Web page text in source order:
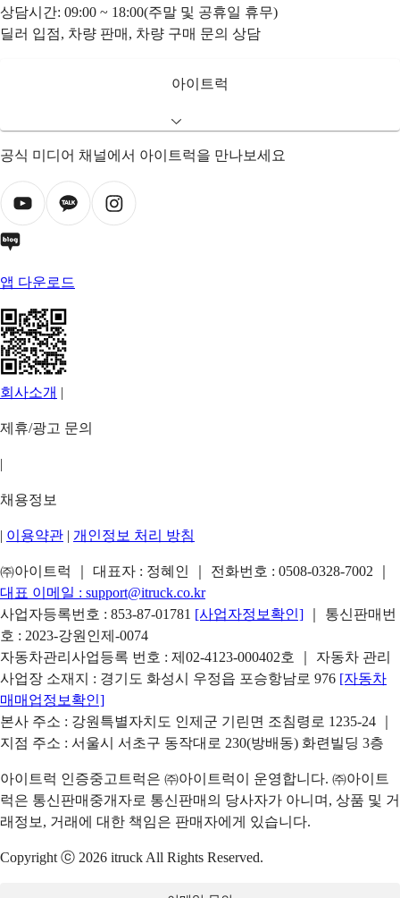
상담시간: 09:00 ~ 18:00(주말 및 공휴일 휴무)
딜러 입점, 차량 판매, 차량 구매 문의 상담
아이트럭
공식 미디어 채널에서 아이트럭을 만나보세요
앱 다운로드
회사소개 |
제휴/광고 문의
|
채용정보
| 이용약관 | 개인정보 처리 방침
㈜아이트럭 ｜ 대표자 : 정혜인 ｜ 전화번호 : 0508-0328-7002
대표 이메일 : support@itruck.co.kr
사업자등록번호 : 853-87-01781 [사업자정보확인]
｜ 통신판매번
호 : 2023-강원인제-0074
자동차관리사업등록 번호 : 제02-4123-000402호 ｜ 자동차 관리
사업장 소재지 : 경기도 화성시 우정읍 포승항남로 976 [자동차
매매업정보확인]
본사 주소 : 강원특별자치도 인제군 기린면 조침령로 1235-24 ｜
지점 주소 : 서울시 서초구 동작대로 230(방배동) 화련빌딩 3층
아이트럭 인증중고트럭은 ㈜아이트럭이 운영합니다. ㈜아이트
럭은 통신판매중개자로 통신판매의 당사자가 아니며, 상품 및 거
래정보, 거래에 대한 책임은 판매자에게 있습니다.
Copyright ⓒ 2026 itruck All Rights Reserved.